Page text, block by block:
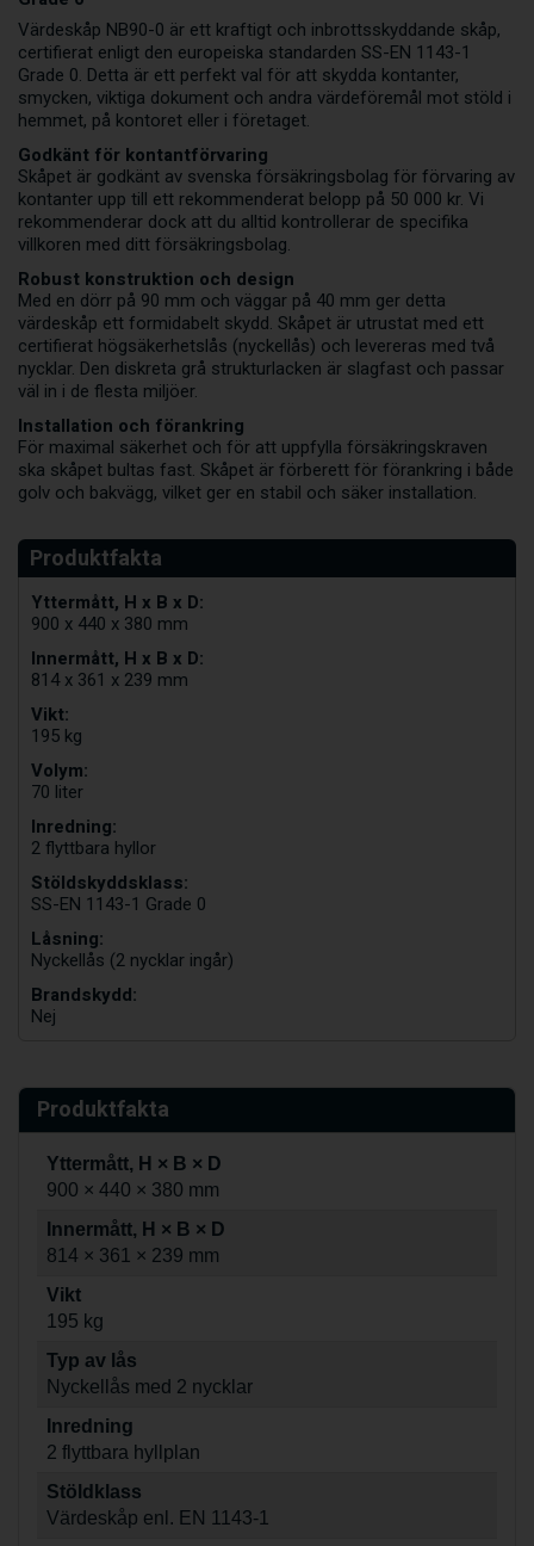
Värdeskåp NB90-0 är ett kraftigt och inbrottsskyddande skåp,
certifierat enligt den europeiska standarden SS-EN 1143-1
Grade 0. Detta är ett perfekt val för att skydda kontanter,
smycken, viktiga dokument och andra värdeföremål mot stöld i
hemmet, på kontoret eller i företaget.
Godkänt för kontantförvaring
Skåpet är godkänt av svenska försäkringsbolag för förvaring av
kontanter upp till ett rekommenderat belopp på 50 000 kr. Vi
rekommenderar dock att du alltid kontrollerar de specifika
villkoren med ditt försäkringsbolag.
Robust konstruktion och design
Med en dörr på 90 mm och väggar på 40 mm ger detta
värdeskåp ett formidabelt skydd. Skåpet är utrustat med ett
certifierat högsäkerhetslås (nyckellås) och levereras med två
nycklar. Den diskreta grå strukturlacken är slagfast och passar
väl in i de flesta miljöer.
Installation och förankring
För maximal säkerhet och för att uppfylla försäkringskraven
ska skåpet bultas fast. Skåpet är förberett för förankring i både
golv och bakvägg, vilket ger en stabil och säker installation.
Yttermått, H x B x D:
900 x 440 x 380 mm
Innermått, H x B x D:
814 x 361 x 239 mm
Vikt:
195 kg
Volym:
70 liter
Inredning:
2 flyttbara hyllor
Stöldskyddsklass:
SS-EN 1143-1 Grade 0
Låsning:
Nyckellås (2 nycklar ingår)
Brandskydd:
Nej
Produktfakta
Yttermått, H × B × D
900 × 440 × 380 mm
Innermått, H × B × D
814 × 361 × 239 mm
Vikt
195 kg
Typ av lås
Nyckellås med 2 nycklar
Inredning
2 flyttbara hyllplan
Stöldklass
Värdeskåp enl. EN 1143-1